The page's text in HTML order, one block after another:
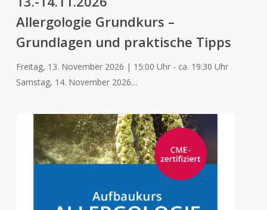
Allergologie Grundkurs –
Grundlagen und praktische Tipps
Freitag, 13. November 2026 | 15:00 Uhr - ca. 19:30 Uhr
Samstag, 14. November 2026…